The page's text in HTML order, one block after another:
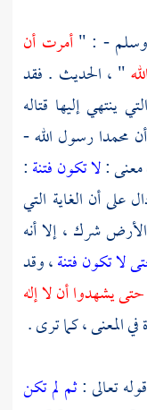
وسلم - : "أمرت أن
" ، الحديث . فقد
ينتهي إليها قتاله
محمدارسول الله -
:لا تكون فتنة:
على أن الغاية التي
شرك ، إلا أنه
لا تكون فتنة، وقد
حتى يشهدوا أن لا إله
المعنى ، كما ترى .
تعالى :ثم لم تكن